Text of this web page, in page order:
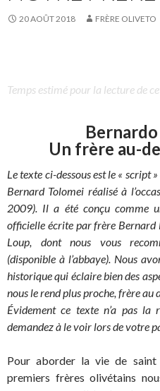
20 AOÛT 2018 FRÈRE OLIVETO
Temps estimé pour la lecture de
Un frère au-
Le texte ci-dessous est le « script
Bernard Tolomei réalisé à
2009). Il a été conçu comme
officielle écrite par frère Bernard
Loup, dont nous vous
(disponible à l’abbaye). Nous
historique qui éclaire bien des
nous le rend plus proche, frère au
Évidement ce texte n’a pas la
demandez à le voir lors de votre
Pour aborder la vie de
premiers frères olivétains